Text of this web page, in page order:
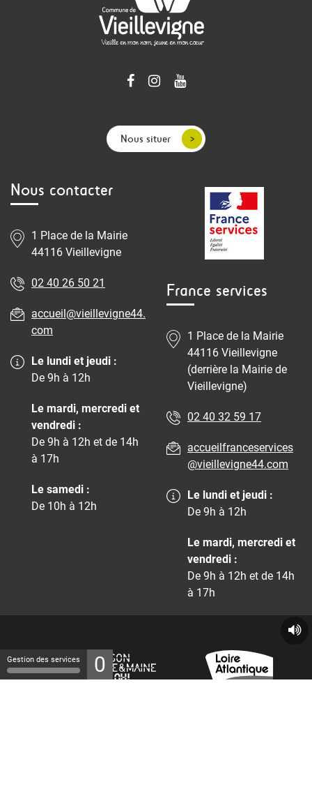
Nous situer
Nous contacter
1 Place de la Mairie
44116 Vieillevigne
02 40 26 50 21
accueil@vieillevigne44.
com
Le lundi et jeudi :
De 9h à 12h
Le mardi, mercredi et
vendredi :
De 9h à 12h et de 14h
à 17h
Le samedi :
De 10h à 12h
France services
1 Place de la Mairie
44116 Vieillevigne
(derrière la Mairie de
Vieillevigne)
02 40 32 59 17
accueilfranceservices
@vieillevigne44.com
Le lundi et jeudi :
De 9h à 12h
Le mardi, mercredi et
vendredi :
De 9h à 12h et de 14h
à 17h
Gestion des services 0